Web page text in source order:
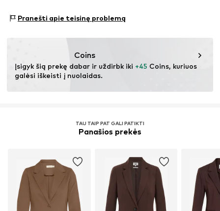
Prekės Nr. ICH0178159000001
7100 Vejle
Pranešti apie teisinę problemą
Coins
Įsigyk šią prekę dabar ir uždirbk iki +45 Coins, kuriuos
galėsi iškeisti į nuolaidas.
TAU TAIP PAT GALI PATIKTI
Panašios prekės